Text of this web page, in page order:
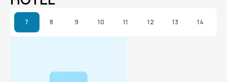
7 8 9 10 11 12 13 14